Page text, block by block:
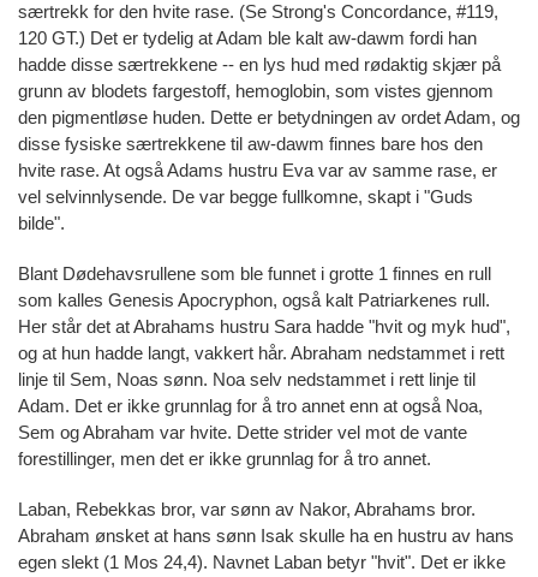
særtrekk for den hvite rase. (Se Strong's Concordance, #119,
120 GT.) Det er tydelig at Adam ble kalt aw-dawm fordi han
hadde disse særtrekkene -- en lys hud med rødaktig skjær på
grunn av blodets fargestoff, hemoglobin, som vistes gjennom
den pigmentløse huden. Dette er betydningen av ordet Adam, og
disse fysiske særtrekkene til aw-dawm finnes bare hos den
hvite rase. At også Adams hustru Eva var av samme rase, er
vel selvinnlysende. De var begge fullkomne, skapt i "Guds
bilde".
Blant Dødehavsrullene som ble funnet i grotte 1 finnes en rull
som kalles Genesis Apocryphon, også kalt Patriarkenes rull.
Her står det at Abrahams hustru Sara hadde "hvit og myk hud",
og at hun hadde langt, vakkert hår. Abraham nedstammet i rett
linje til Sem, Noas sønn. Noa selv nedstammet i rett linje til
Adam. Det er ikke grunnlag for å tro annet enn at også Noa,
Sem og Abraham var hvite. Dette strider vel mot de vante
forestillinger, men det er ikke grunnlag for å tro annet.
Laban, Rebekkas bror, var sønn av Nakor, Abrahams bror.
Abraham ønsket at hans sønn Isak skulle ha en hustru av hans
egen slekt (1 Mos 24,4). Navnet Laban betyr "hvit". Det er ikke